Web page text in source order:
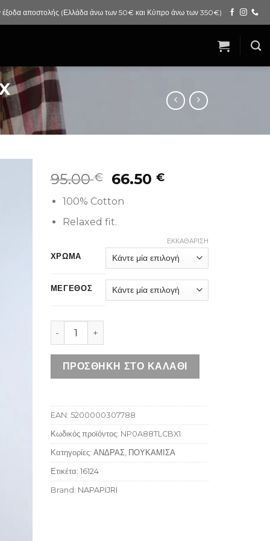
έξοδα αποστολής (Ελλάδα άνω των 50€ και Κύπρο άνω των 350€)
95.00€ 66.50 €
100% Cotton
Relaxed fit.
ΧΡΩΜΑ
ΜΕΓΕΘΟΣ
ΕΚΚΑΘΆΡΙΣΗ
NAPAPIJRI TREKKING CHECK CBX ποσότητα
ΠΡΟΣΘΉΚΗ ΣΤΟ ΚΑΛΆΘΙ
EAN: 5200000307788
Κωδικός προϊόντος: NP0A88TLCBX1
Κατηγορίες: ΑΝΔΡΑΣ ΠΟΥΚΑΜΙΣΑ
Ετικέτα: 16124
Brand: NAPAPIJRI